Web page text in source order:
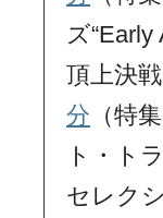
ズ“Early
頂上決
分 （特
ト・ト
セレク